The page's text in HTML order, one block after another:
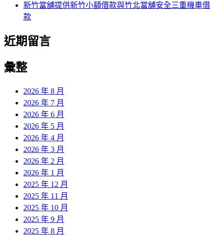
新竹當舖提供新竹小額借款與竹北當舖安全三重機車借
款
近期留言
彙整
2026 年 8 月
2026 年 7 月
2026 年 6 月
2026 年 5 月
2026 年 4 月
2026 年 3 月
2026 年 2 月
2026 年 1 月
2025 年 12 月
2025 年 11 月
2025 年 10 月
2025 年 9 月
2025 年 8 月